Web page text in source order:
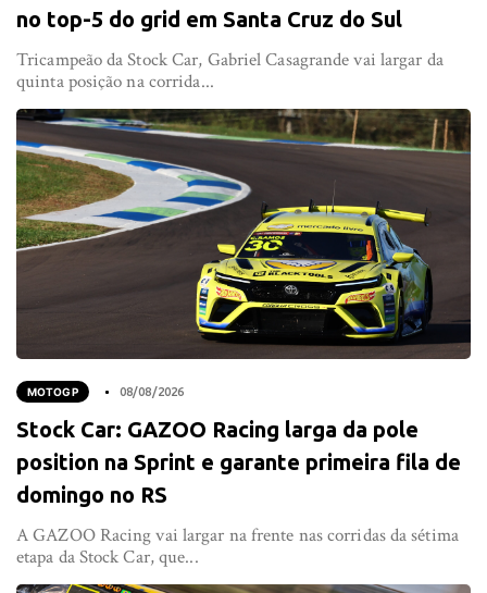
no top-5 do grid em Santa Cruz do Sul
Tricampeão da Stock Car, Gabriel Casagrande vai largar da
quinta posição na corrida...
MOTOGP 08/08/2026
Stock Car: GAZOO Racing larga da pole
position na Sprint e garante primeira fila de
domingo no RS
A GAZOO Racing vai largar na frente nas corridas da sétima
etapa da Stock Car, que...